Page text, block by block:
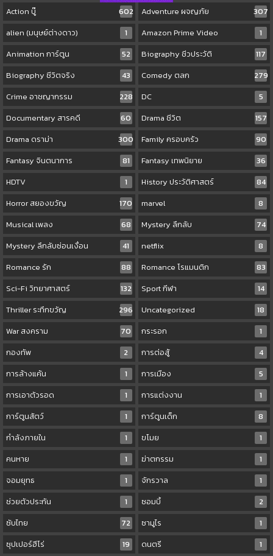
Action บู๊ 602 Adventure ผจญภัย
307
alien (มนุษย์ต่างดาว)
1 Amazon Prime Video
1
Animation การ์ตูน
52 Biography ชีวประวัติ
117
Biography ชีวิตจริง
43 Comedy ตลก
279
Crime อาชญากรรม
228 DC
5
Documentary สารคดี
60 Drama ชีวิต
157
Drama ดราม่า
300 Family ครอบครัว
90
Fantasy จินตนาการ
81 Fantasy เทพนิยาย
36
HDTV
1 History ประวัติศาสตร์
84
Horror สยองขวัญ
170 marvel
8
Musical เพลง
68 Mystery ลึกลับ
74
Mystery ลึกลับซ่อนเงื่อน
41 netflix
8
Romance รัก
88 Romance โรแมนติก
83
Sci-Fi วิทยาศาสตร์
132 Sport กีฬา
14
Thriller ระทึกขวัญ
296 Uncategorized
18
War สงคราม
70 กระรอก
1
กองทัพ
2 การต่อสู้
4
การล้างแค้น
1 การเมือง
5
การเอาตัวรอด
1 การแต่งงาน
1
การ์ตูนสัตว์
1 การ์ตูนเด็ก
8
กำลังภายใน
1 ขโมย
1
คนหาย
1 ฆ่าตกรรม
1
จอมยุทธ
1 จักรวาล
1
ช่วยตัวประกัน
1 ซอมบี้
2
ซับไทย
72 ซามูไร
1
ซุปเปอร์ฮีโร่
19 ดนตรี
1